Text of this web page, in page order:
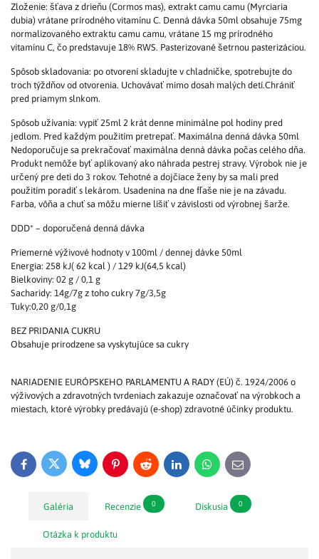
Zloženie: šťava z drieňu (Cormos mas), extrakt camu camu (Myrciaria
dubia) vrátane prírodného vitamínu C. Denná dávka 50ml obsahuje 75mg
normalizovaného extraktu camu camu, vrátane 15 mg prírodného
vitamínu C, čo predstavuje 18% RWS. Pasterizované šetrnou pasterizáciou.
Spôsob skladovania: po otvorení skladujte v chladničke, spotrebujte do
troch týždňov od otvorenia. Uchovávať mimo dosah malých detí.Chrániť
pred priamym slnkom.
Spôsob užívania: vypiť 25ml 2 krát denne minimálne pol hodiny pred
jedlom. Pred každým použitím pretrepať. Maximálna denná dávka 50ml
Nedoporučuje sa prekračovať maximálna denná dávka počas celého dňa.
Produkt nemôže byť aplikovaný ako náhrada pestrej stravy. Výrobok nie je
určený pre deti do 3 rokov. Tehotné a dojčiace ženy by sa mali pred
použitím poradiť s lekárom. Usadenina na dne fľaše nie je na závadu.
Farba, vôňa a chuť sa môžu mierne líšiť v závislosti od výrobnej šarže.
DDD* – doporučená denná dávka
Priemerné výživové hodnoty v 100ml / dennej dávke 50ml
Energia: 258 kJ( 62 kcal ) / 129 kJ(64,5 kcal)
Bielkoviny: 02 g / 0,1 g
Sacharidy: 14g/7g z toho cukry 7g/3,5g
Tuky:0,20 g/0,1g
BEZ PRIDANIA CUKRU
Obsahuje prirodzene sa vyskytujúce sa cukry
NARIADENIE EURÓPSKEHO PARLAMENTU A RADY (EÚ) č. 1924/2006 o
výživových a zdravotných tvrdeniach zakazuje označovať na výrobkoch a
miestach, ktoré výrobky predávajú (e-shop) zdravotné účinky produktu.
FacebookTwitter BlueskyPinterestReddit LinkedInWhatsApp
E-
mail
Galéria Recenzie 0 Diskusia 0
Otázka k produktu